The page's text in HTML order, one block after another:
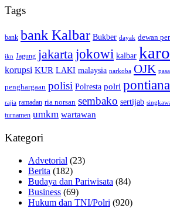
Tags
bank bank Kalbar Bukber dayak dewan
ikn Jagung jakarta jokowi kalbar
korupsi KUR LAKI malaysia narkoba OJK
penghargaan polisi Polresta polri
rajia ramadan ria norsan sembako sertijab
turnamen umkm wartawan
Kategori
Advetorial (23)
Berita (182)
Budaya dan Pariwisata (84)
Business (69)
Hukum dan TNI/Polri (920)